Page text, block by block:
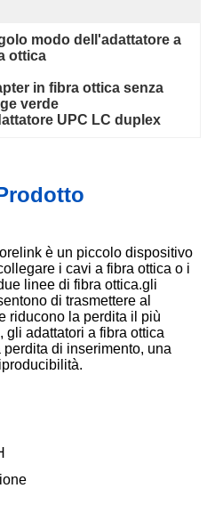
modo dell'adattatore a
ottica
in fibra ottica senza
verde
UPC LC duplex
è un piccolo dispositivo
i cavi a fibra ottica o i
linee di fibra ottica.gli
di trasmettere al
riducono la perdita il più
adattatori a fibra ottica
di inserimento, una